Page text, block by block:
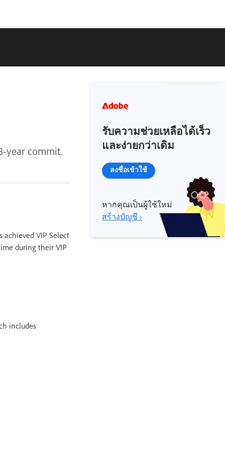
year commit.
achieved VIP Select
during their VIP
includes
รับความช่วยเหลือได้เร็ว
และง่ายกว่าเดิม
ลงชื่อเข้าใช้
หากคุณเป็นผู้ใช้ใหม่
สร้างบัญชี ›